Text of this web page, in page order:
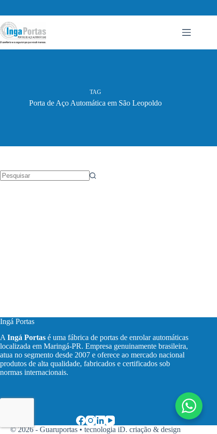
conteúdo
TAG
Porta de Aço Automática em São Leopoldo
Ingá Portas
A Ingá Portas é uma fábrica de portas de enrolar automáticas
localizada em Maringá-PR. Empresa genuinamente brasileira,
atua no segmento desde 2007 e oferece ao mercado nacional
produtos de alta qualidade, fabricados e certificados sob
normas internacionais.
© 2026 - Guaruportas •tecnologia iD. criação & design